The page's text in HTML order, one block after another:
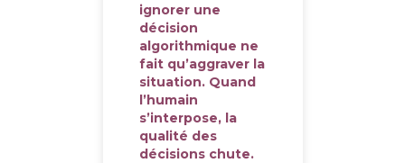
ignorer une
décision
algorithmique ne
fait qu’aggraver la
situation. Quand
l’humain
s’interpose, la
qualité des
décisions chute.